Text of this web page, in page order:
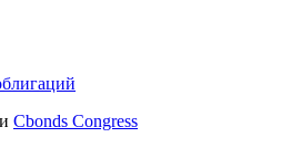
Cbonds Congress